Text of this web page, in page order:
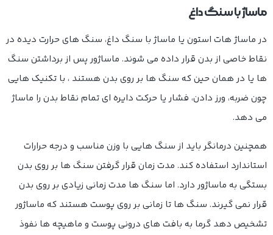
ماساژ با سنگ داغ
در ماساژ هات استون یا ماساژ با سنگ داغ، سنگ های حرارت دیده در
نقاط خاصی از بدن قرار داده می شوند. ماساژور پس از برداشتن سنگ
ها یا در همان حین که سنگ ها بر روی بدن هستند ، با تکنیک هایی
چون ضربه، ورز دادن، فشار یا حرکت دایره ای تمام نقاط بدن را ماساژ
می دهد.
همچنین درمانگر باید از سنگ هایی با وزن مناسب و درجه حرارات
استاندارد استفاده کند. مدت زمان قرار گرفتن سنگ ها بر روی بدن
بستگی به ماساژور دارد. اما سنگ ها مدت زمانی زیادی بر روی بدن
قرار نمی گیرند. سنگ ها تا زمانی بر روی پوست هستند که ماساژور
تشخیص دهد گرما به بافت های درونی پوست و ماهیچه ها نفوذ